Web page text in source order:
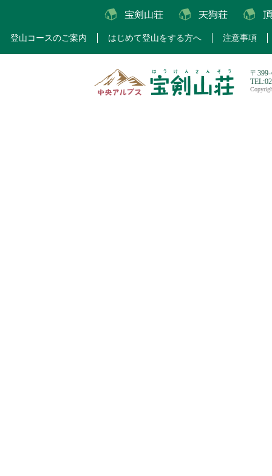
登山コースのご案内 はじめて登山をする方へ 注意事項
〒